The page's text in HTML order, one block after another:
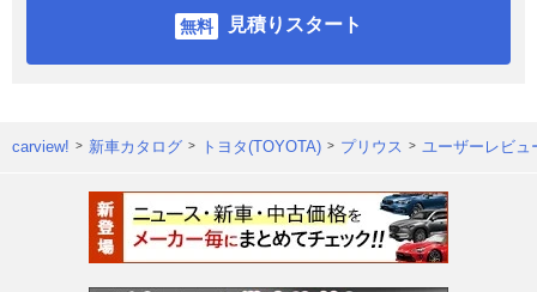
見積りスタート
carview! 新車カタログ トヨタ(TOYOTA) プリウス ユーザーレビュ